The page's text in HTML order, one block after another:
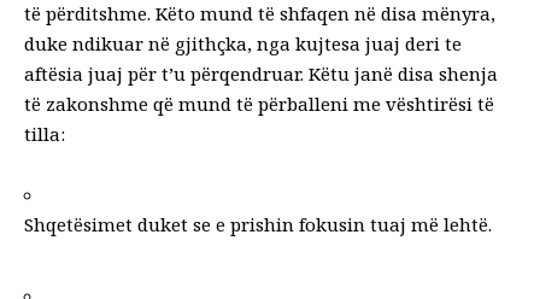
të përditshme. Këto mund të shfaqen në disa mënyra,
duke ndikuar në gjithçka, nga kujtesa juaj deri te
aftësia juaj për t’u përqendruar. Këtu janë disa shenja
të zakonshme që mund të përballeni me vështirësi të
tilla:
Shqetësimet duket se e prishin fokusin tuaj më lehtë.